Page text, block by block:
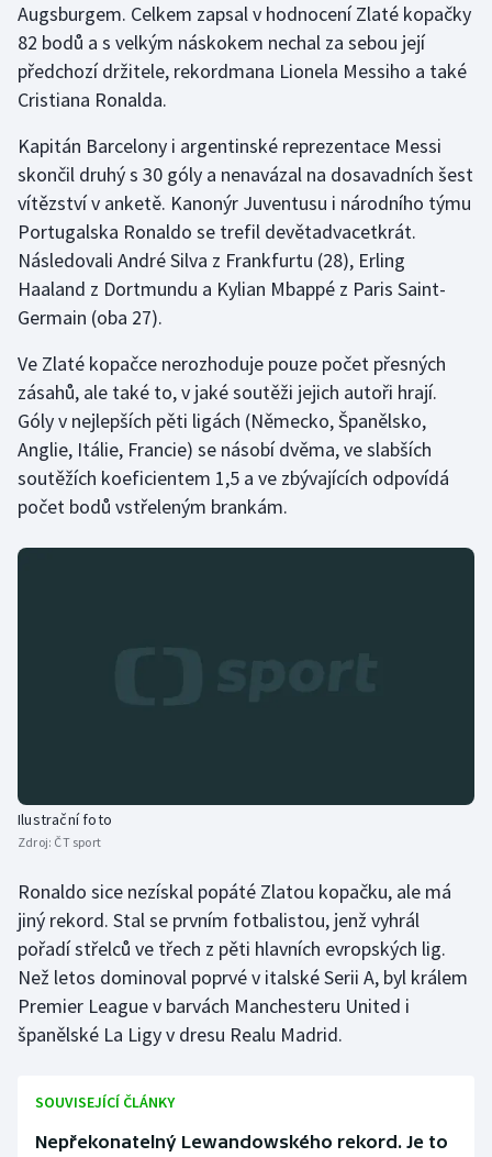
Golf
Gymnastika
Jezdectví
Judo
Krasobruslení
Lyže a snowboard
Moderní pětiboj
Motorsport
Olympijské hry
Rychlobruslení
Short track
Sportovní střelba
Stolní tenis
Veslování
Augsburgem. Celkem zapsal v hodnocení Zlaté kopačky
82 bodů a s velkým náskokem nechal za sebou její
předchozí držitele, rekordmana Lionela Messiho a také
Cristiana Ronalda.
Kapitán Barcelony i argentinské reprezentace Messi
skončil druhý s 30 góly a nenavázal na dosavadních šest
vítězství v anketě. Kanonýr Juventusu i národního týmu
Portugalska Ronaldo se trefil devětadvacetkrát.
Následovali André Silva z Frankfurtu (28), Erling
Haaland z Dortmundu a Kylian Mbappé z Paris Saint-
Germain (oba 27).
Ve Zlaté kopačce nerozhoduje pouze počet přesných
zásahů, ale také to, v jaké soutěži jejich autoři hrají.
Góly v nejlepších pěti ligách (Německo, Španělsko,
Anglie, Itálie, Francie) se násobí dvěma, ve slabších
soutěžích koeficientem 1,5 a ve zbývajících odpovídá
počet bodů vstřeleným brankám.
Ilustrační foto
Zdroj: ČT sport
Ronaldo sice nezískal popáté Zlatou kopačku, ale má
jiný rekord. Stal se prvním fotbalistou, jenž vyhrál
pořadí střelců ve třech z pěti hlavních evropských lig.
Než letos dominoval poprvé v italské Serii A, byl králem
Premier League v barvách Manchesteru United i
španělské La Ligy v dresu Realu Madrid.
SOUVISEJÍCÍ ČLÁNKY
Nepřekonatelný Lewandowského rekord. Je to